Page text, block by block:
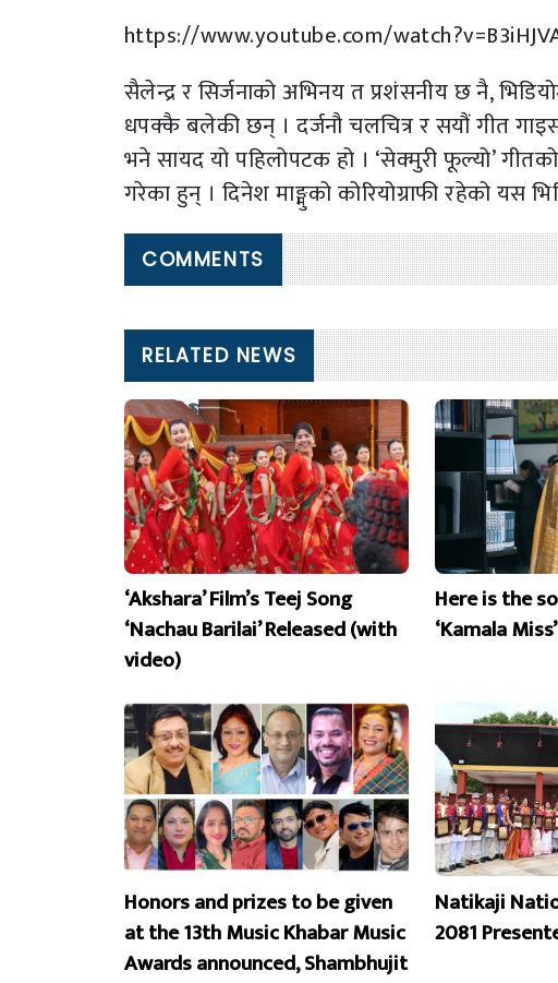
https://www.youtube.com/
सैलेन्द्र र सिर्जनाको अभिनय त प्रशंसनीय छ नै,
धपक्कै बलेकी छन् । दर्जनौ चलचित्र र सयौं गीत
भने सायद यो पहिलोपटक हो । ‘सेक्मुरी फूल्यो’
गरेका हुन् । दिनेश माङ्मुको कोरियोग्राफी रहेको यस
COMMENTS
RELATED NEWS
‘Akshara’ Film’s Teej Song
‘Nachau Barilai’ Released (with
video)
Here is the
‘Kamala
Honors and prizes to be given
at the 13th Music Khabar Music
Awards announced, Shambhujit
Natikaji
2081